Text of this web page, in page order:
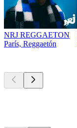
NRJ REGGAETON
París, Reggaetón